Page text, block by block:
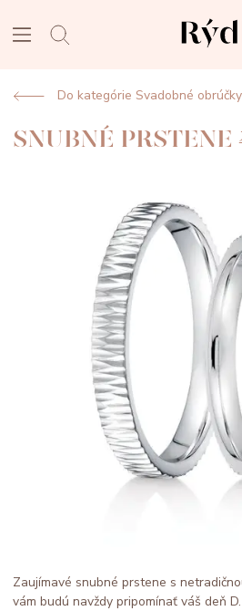
Do kategórie Svadobné obrúčky
SNUBNÉ
Zaujímavé snubné prstene s
vám budú navždy pripomínať váš deň